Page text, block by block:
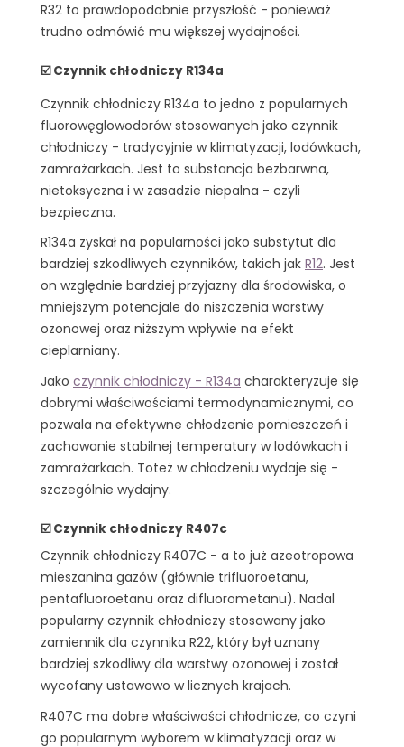
R32 to prawdopodobnie przyszłość - ponieważ
trudno odmówić mu większej wydajności.
☑️ Czynnik chłodniczy R134a
Czynnik chłodniczy R134a to jedno z popularnych
fluorowęglowodorów stosowanych jako czynnik
chłodniczy - tradycyjnie w klimatyzacji, lodówkach,
zamrażarkach. Jest to substancja bezbarwna,
nietoksyczna i w zasadzie niepalna - czyli
bezpieczna.
R134a zyskał na popularności jako substytut dla
bardziej szkodliwych czynników, takich jak R12. Jest
on względnie bardziej przyjazny dla środowiska, o
mniejszym potencjale do niszczenia warstwy
ozonowej oraz niższym wpływie na efekt
cieplarniany.
Jako czynnik chłodniczy - R134a charakteryzuje się
dobrymi właściwościami termodynamicznymi, co
pozwala na efektywne chłodzenie pomieszczeń i
zachowanie stabilnej temperatury w lodówkach i
zamrażarkach. Toteż w chłodzeniu wydaje się -
szczególnie wydajny.
☑️ Czynnik chłodniczy R407c
Czynnik chłodniczy R407C - a to już azeotropowa
mieszanina gazów (głównie trifluoroetanu,
pentafluoroetanu oraz difluorometanu). Nadal
popularny czynnik chłodniczy stosowany jako
zamiennik dla czynnika R22, który był uznany
bardziej szkodliwy dla warstwy ozonowej i został
wycofany ustawowo w licznych krajach.
R407C ma dobre właściwości chłodnicze, co czyni
go popularnym wyborem w klimatyzacji oraz w